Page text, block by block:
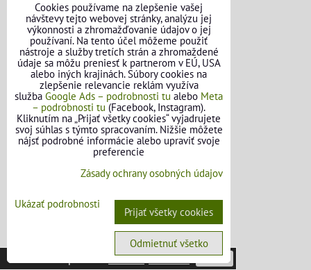
VŠEOBECNÉ INFORMÁCIE
Obchodné podmienky pre osoby
Obchodné podmienky pre firmy
Ochrana osobných údajov
Reklamačný poriadok
Formulár na odstúpenie od zmluvy
Cookies používame na zlepšenie vašej
návštevy tejto webovej stránky, analýzu jej
výkonnosti a zhromažďovanie údajov o jej
používaní. Na tento účel môžeme použiť
nástroje a služby tretích strán a zhromaždené
údaje sa môžu preniesť k partnerom v EÚ, USA
alebo iných krajinách. Súbory cookies na
zlepšenie relevancie reklám využíva
služba Google Ads – podrobnosti tu alebo Meta
– podrobnosti tu (Facebook, Instagram).
Kliknutím na „Prijať všetky cookies“ vyjadrujete
svoj súhlas s týmto spracovaním. Nižšie môžete
nájsť podrobné informácie alebo upraviť svoje
preferencie
Zásady ochrany osobných údajov
Ukázať podrobnosti
Prijať všetky cookies
Odmietnuť všetko
Táto stránka používa cookies.Viac info Potvrdiť